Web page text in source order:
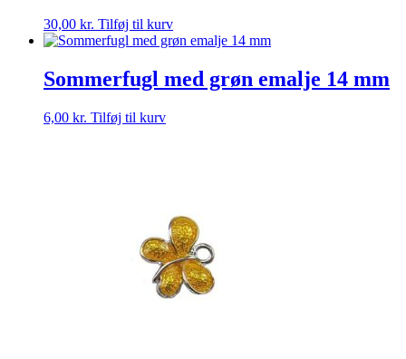
30,00 kr. Tilføj til kurv
Sommerfugl med grøn emalje 14 mm
6,00 kr. Tilføj til kurv